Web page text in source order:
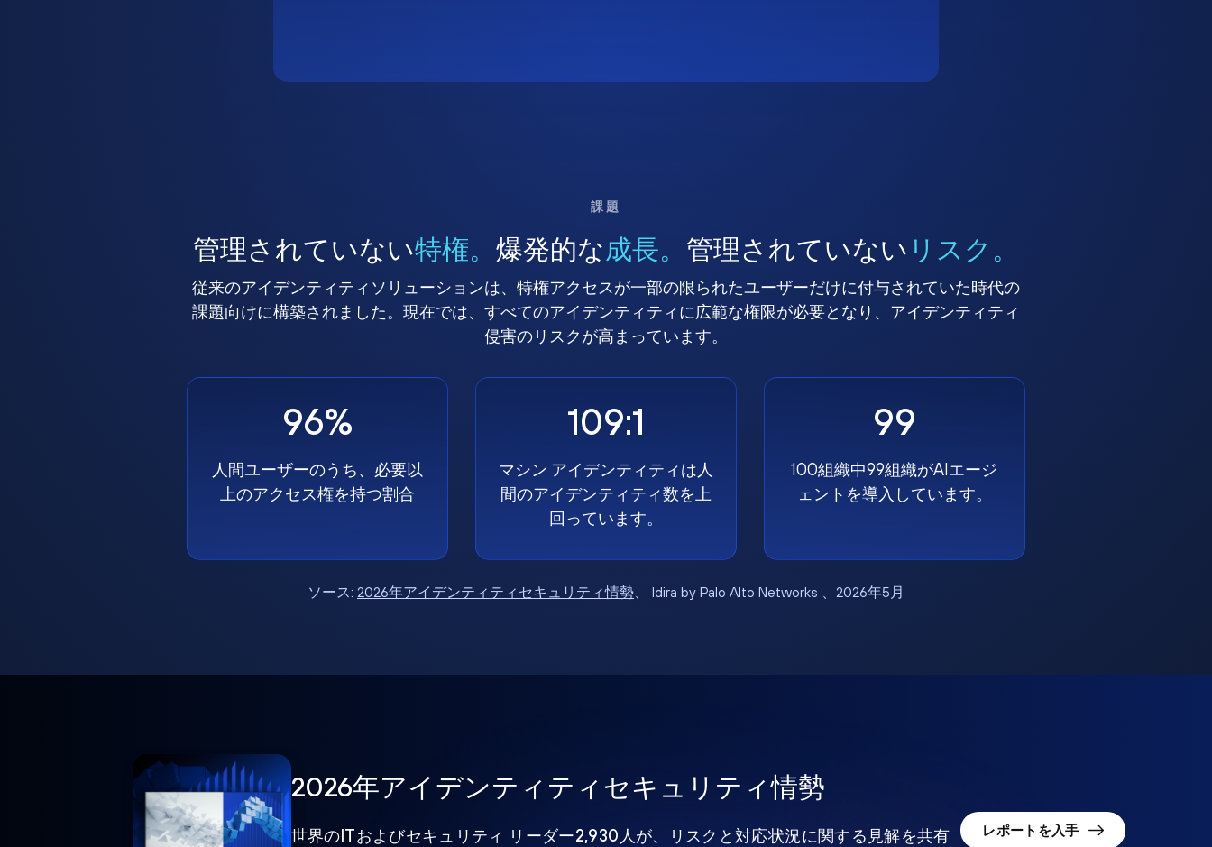
課題
管理されていない特権。 爆発的な成長。 管理されていない リスク。
従来のアイデンティティソリューションは、特権アクセスが一部の限られたユーザーだけに付与されていた時代の
課題向けに構築されました。現在では、すべてのアイデンティティに広範な権限が必要となり、アイデンティティ
侵害のリスクが高まっています。
96%
人間ユーザーのうち、必要以
上のアクセス権を持つ割合
109:1
マシン アイデンティティは人
間のアイデンティティ数を上
回っています。
99
100組織中99組織がAIエージ
ェントを導入しています。
ソース: 2026年アイデンティティセキュリティ情勢、 Idira by Palo Alto Networks 、2026年5月
2026年アイデンティティセキュリティ情勢
世界のITおよびセキュリティ リーダー2,930人が、リスクと対応状況に関する見解を共有
レポートを入手